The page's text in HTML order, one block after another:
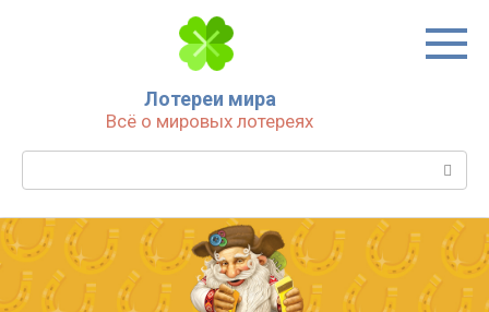
Лотереи мира
Всё о мировых лотереях
Поиск: